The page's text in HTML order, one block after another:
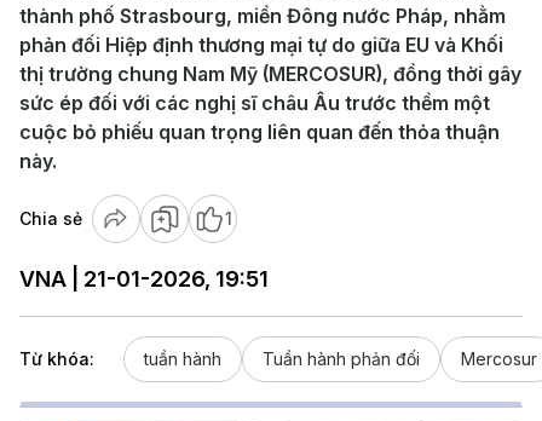
thành phố Strasbourg, miền Đông nước Pháp, nhằm
phản đối Hiệp định thương mại tự do giữa EU và Khối
thị trường chung Nam Mỹ (MERCOSUR), đồng thời gây
sức ép đối với các nghị sĩ châu Âu trước thềm một
cuộc bỏ phiếu quan trọng liên quan đến thỏa thuận
này.
Chia sẻ 1
VNA | 21-01-2026, 19:51
Từ khóa: tuần hành Tuần hành phản đối Mercosur